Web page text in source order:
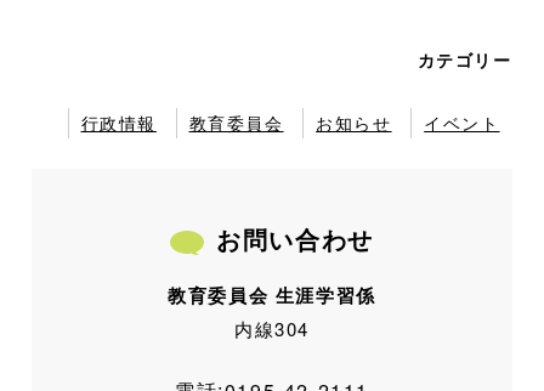
カテゴリー
行政情報 教育委員会 お知らせ イベント
お問い合わせ
教育委員会 生涯学習係
内線304